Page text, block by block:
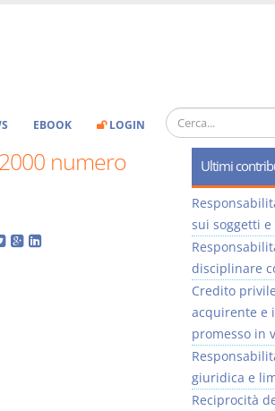
EBOOK LOGIN
numero
Ultimi
sui soggetti
disciplinare
Credito
acquirente e
promesso in
giuridica e
Reciprocità